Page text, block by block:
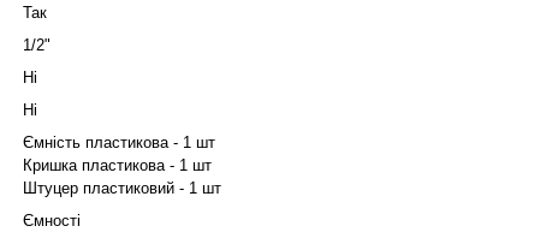
Так
1/2"
Ні
Ні
Ємність пластикова - 1 шт
Кришка пластикова - 1 шт
Штуцер пластиковий - 1 шт
Ємності